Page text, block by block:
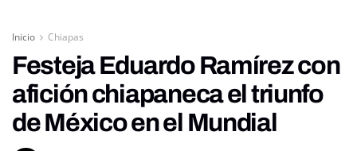
Inicio Chiapas
Festeja Eduardo Ramírez con
afición chiapaneca el triunfo
de México en el Mundial